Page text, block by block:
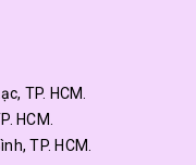
TP. HCM.
HCM.
TP. HCM.